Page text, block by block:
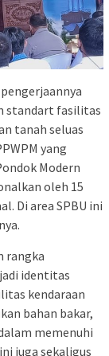
standart fasilitas
tanah seluas
yang
Modern
oleh 15
Di area SPBU ini
rangka
identitas
kendaraan
bahan bakar,
memenuhi
juga sekaligus